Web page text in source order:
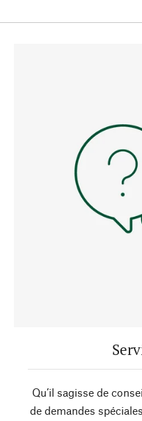
Qu’il sagisse de
de demandes